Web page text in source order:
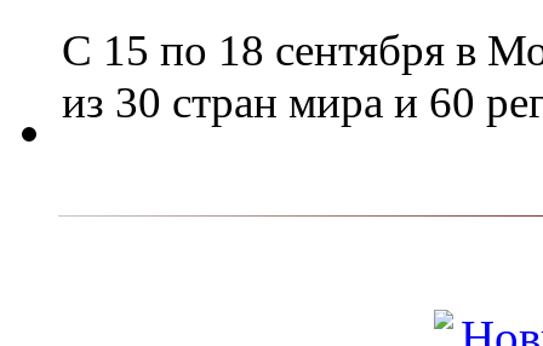
С 15 по 18 сентября в
из 30 стран мира и 60